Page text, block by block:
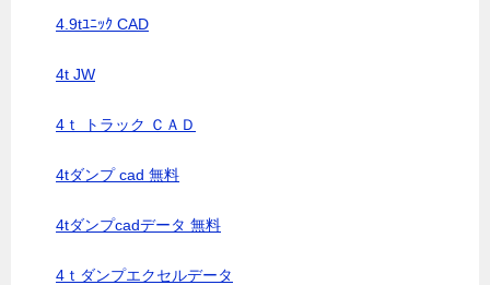
4.9tﾕﾆｯｸ CAD
4t JW
4ｔ トラック ＣＡＤ
4tダンプ cad 無料
4tダンプcadデータ 無料
4ｔダンプエクセルデータ